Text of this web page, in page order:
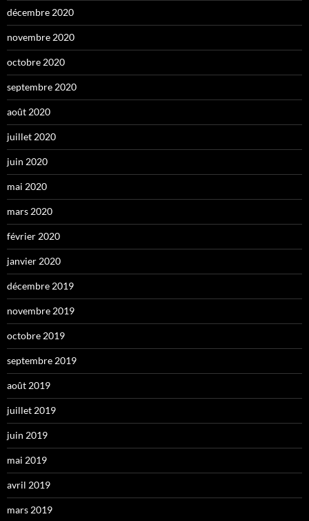
décembre 2020
novembre 2020
octobre 2020
septembre 2020
août 2020
juillet 2020
juin 2020
mai 2020
mars 2020
février 2020
janvier 2020
décembre 2019
novembre 2019
octobre 2019
septembre 2019
août 2019
juillet 2019
juin 2019
mai 2019
avril 2019
mars 2019